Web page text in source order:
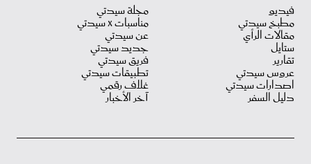
فيديو
مطبخ سيدتي
مقالات الرأي
ستايل
تقارير
عروس سيدتي
اصدارات سيدتي
دليل السفر
مجلة سيدتي
مناسبات X سيدتي
عن سيدتي
جديد سيدتي
فريق سيدتي
تطبيقات سيدتي
غلاف رقمي
آخر الأخبار